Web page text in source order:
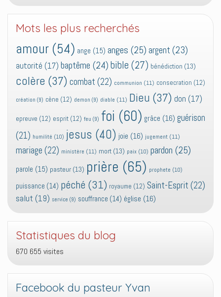
Mots les plus recherchés
amour (54) ange (15) anges (25) argent (23)
autorité (17) baptême (24) bible (27) bénédiction (13)
colère (37) combat (22) communion (11) consecration (12)
création (9) cène (12) demon (9) diable (11) Dieu (37) don (17)
epreuve (12) esprit (12) feu (9) foi (60) grâce (16) guérison
(21) humilité (10) jesus (40) joie (16) jugement (11)
mariage (22) ministère (11) mort (13) paix (10) pardon (25)
parole (15) pasteur (13) prière (65) prophete (10)
puissance (14) péché (31) royaume (12) Saint-Esprit (22)
salut (19) service (9) souffrance (14) église (16)
Statistiques du blog
670 655 visites
Facebook du pasteur Yvan